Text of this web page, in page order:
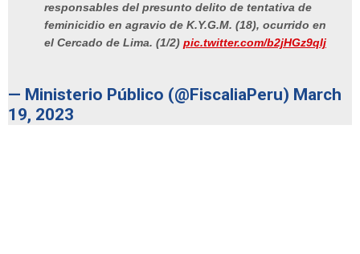
responsables del presunto delito de tentativa de
feminicidio en agravio de K.Y.G.M. (18), ocurrido en
el Cercado de Lima. (1/2) pic.twitter.com/b2jHGz9qIj
— Ministerio Público (@FiscaliaPeru) March
19, 2023